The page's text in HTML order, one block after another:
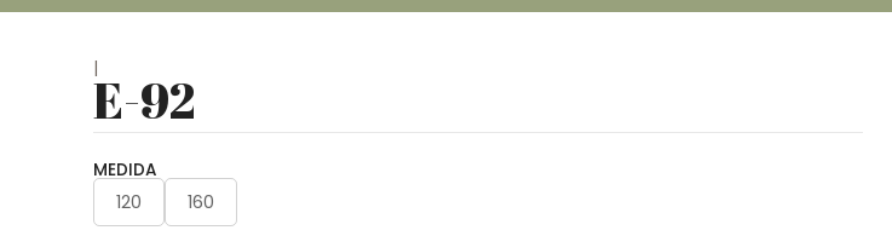
|E-92
MEDIDA
120 160